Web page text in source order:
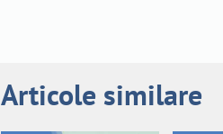
Articole similare